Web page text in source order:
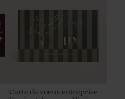
Carte de voeux entreprise